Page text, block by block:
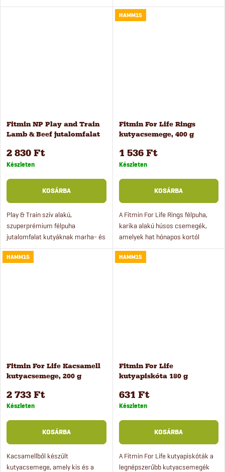
különböző ízesítésben. A csemege
finomságok stílusos
bonbonosdobozban kutyáknak.
Fitmin NP Play and Train
Lamb & Beef jutalomfalat
2 830 Ft
Készleten
KOSÁRBA
Play & Train szív alakú,
szuperprémium félpuha
jutalomfalat kutyáknak marha- és
bárányhússal. A csemege
kölyökkutyák számára is
HAMM15
Fitmin For Life Rings
kutyacsemege, 400 g
1 536 Ft
Készleten
KOSÁRBA
A Fitmin For Life Rings félpuha,
karika alakú húsos csemegék,
amelyek hat hónapos kortól
minden kutyának adhatók. A
csemegék használhatók
HAMM15
Fitmin For Life Kacsamell
kutyacsemege, 200 g
2 733 Ft
Készleten
KOSÁRBA
Kacsamellből készült
kutyacsemege, amely kis és a
HAMM15
Fitmin For Life
kutyapiskóta 180 g
631 Ft
Készleten
KOSÁRBA
A Fitmin For Life kutyapiskóták a
legnépszerűbb kutyacsemegék